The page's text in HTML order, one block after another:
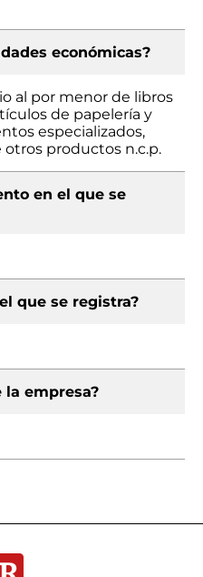
económicas?
al por menor de libros
de papelería y
especializados,
productos n.c.p.
en el que se
que se registra?
la empresa?